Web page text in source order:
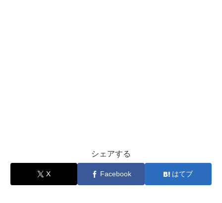
シェアする
X Facebook はてブ